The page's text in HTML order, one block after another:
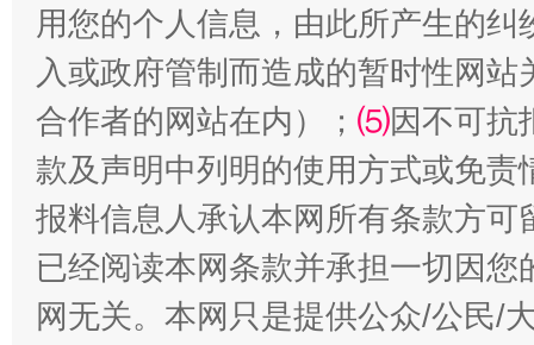
揭批美国五大"原罪" "炒
用您的个人信息，由此所产生的纠
入或政府管制而造成的暂时性网
合作者的网站在内）； ⑸因不可抗
款及声明中列明的使用方式或免责
报料信息人承认本网所有条款方
已经阅读本网条款并承担一切因
网无关。本网只是提供公众/公民/